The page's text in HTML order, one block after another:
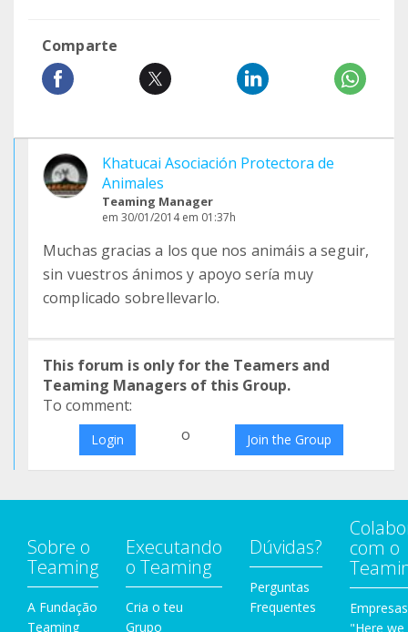
Comparte
Khatucai Asociación Protectora de
Animales
Teaming Manager
em 30/01/2014 em 01:37h
Muchas gracias a los que nos animáis a seguir,
sin vuestros ánimos y apoyo sería muy
complicado sobrellevarlo.
This forum is only for the Teamers and
Teaming Managers of this Group.
To comment:
Login o Join the Group
Sobre o
Teaming
A Fundação
Teaming
Executando
o Teaming
Cria o teu
Grupo
Dúvidas?
Perguntas
Frequentes
com o
Empresas
"Here we